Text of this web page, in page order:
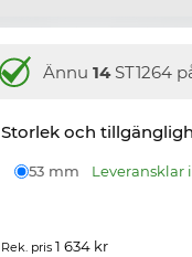
Ännu14ST1264
Storlek och
53 mm
Rek. pris1 634 kr